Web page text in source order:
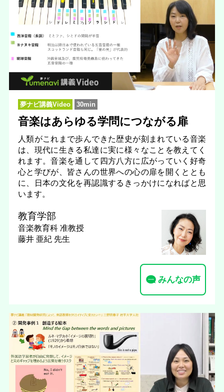
夢ナビ講義Video 30min
音楽はあらゆる学問につながる扉
人類がこれまで歩んできた歴史が刻まれている音楽
は、現代に生きる私達に実に様々なことを教えてく
れます。音楽を通して四方八方に広がっていく好奇
心と学びが、皆さんの世界への心の扉を開くととも
に、日本の文化を再認識するきっかけになればと思
います。
教育学部
音楽教育科 准教授
藤井 亜紀 先生
みんなの声